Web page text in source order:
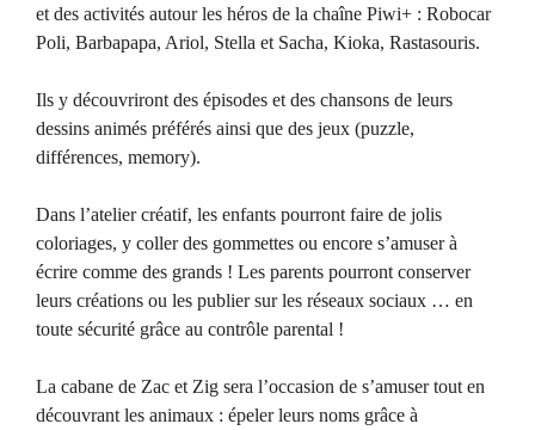
et des activités autour les héros de la chaîne Piwi+ : Robocar
Poli, Barbapapa, Ariol, Stella et Sacha, Kioka, Rastasouris.
Ils y découvriront des épisodes et des chansons de leurs
dessins animés préférés ainsi que des jeux (puzzle,
différences, memory).
Dans l’atelier créatif, les enfants pourront faire de jolis
coloriages, y coller des gommettes ou encore s’amuser à
écrire comme des grands ! Les parents pourront conserver
leurs créations ou les publier sur les réseaux sociaux … en
toute sécurité grâce au contrôle parental !
La cabane de Zac et Zig sera l’occasion de s’amuser tout en
découvrant les animaux : épeler leurs noms grâce à